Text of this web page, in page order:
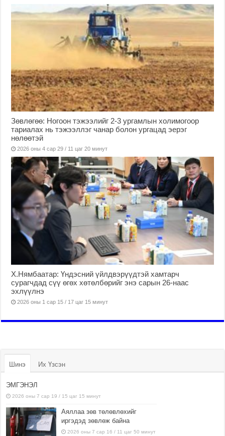
Зөвлөгөө: Ногоон тэжээлийг 2-3 ургамлын холимогоор
тариалах нь тэжээллэг чанар болон ургацад эерэг
нөлөөтэй
2026 оны 4 сар 29 / 11 цаг 20 минут
Х.Нямбаатар: Үндэсний үйлдвэрүүдтэй хамтарч
сурагчдад сүү өгөх хөтөлбөрийг энэ сарын 26-наас
эхлүүлнэ
2026 оны 1 сар 15 / 17 цаг 15 минут
Шинэ Их Үзсэн
ЭМГЭНЭЛ
2026 оны 7 сар 19 / 15 цаг 15 минут
Аяллаа зөв төлөвлөхийг
иргэдэд зөвлөж байна
2026 оны 7 сар 16 / 11 цаг 50 минут